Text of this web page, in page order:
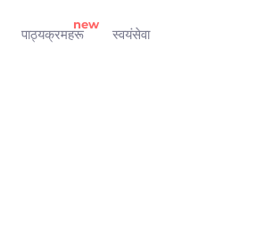
पाठ्यक्रमहरू स्वयंसेवा